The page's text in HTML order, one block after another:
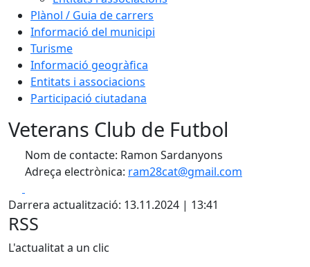
Plànol / Guia de carrers
Informació del municipi
Turisme
Informació geogràfica
Entitats i associacions
Participació ciutadana
Veterans Club de Futbol
Nom de contacte: Ramon Sardanyons
Adreça electrònica: ram28cat@gmail.com
Darrera actualització: 13.11.2024 | 13:41
RSS
L'actualitat a un clic